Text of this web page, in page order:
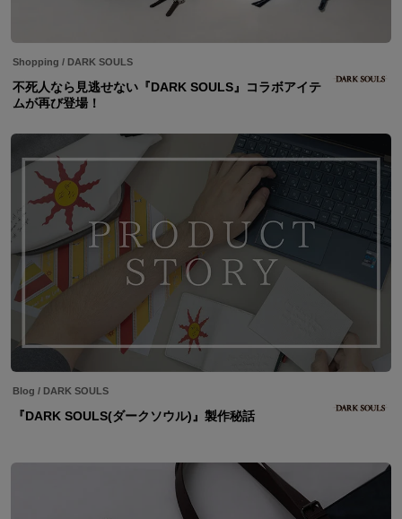
Shopping / DARK SOULS
不死人なら見逃せない『DARK SOULS』コラボアイテ
ムが再び登場！
Blog / DARK SOULS
『DARK SOULS(ダークソウル)』製作秘話